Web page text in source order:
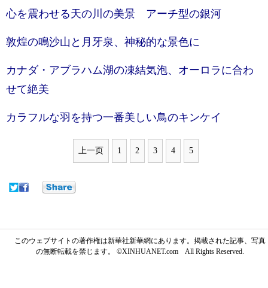
心を震わせる天の川の美景 アーチ型の銀河
敦煌の鳴沙山と月牙泉、神秘的な景色に
カナダ・アブラハム湖の凍結気泡、オーロラに合わ
せて絶美
カラフルな羽を持つ一番美しい鳥のキンケイ
上一页 1 2 3 4 5
このウェブサイトの著作権は新華社新華網にあります。掲載された記事、写真
の無断転載を禁じます。 ©XINHUANET.com All Rights Reserved.